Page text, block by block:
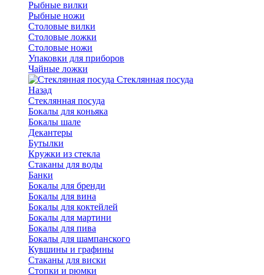
Рыбные вилки
Рыбные ножи
Столовые вилки
Столовые ложки
Столовые ножи
Упаковки для приборов
Чайные ложки
Стеклянная посуда
Назад
Стеклянная посуда
Бокалы для коньяка
Бокалы шале
Декантеры
Бутылки
Кружки из стекла
Стаканы для воды
Банки
Бокалы для бренди
Бокалы для вина
Бокалы для коктейлей
Бокалы для мартини
Бокалы для пива
Бокалы для шампанского
Кувшины и графины
Стаканы для виски
Стопки и рюмки